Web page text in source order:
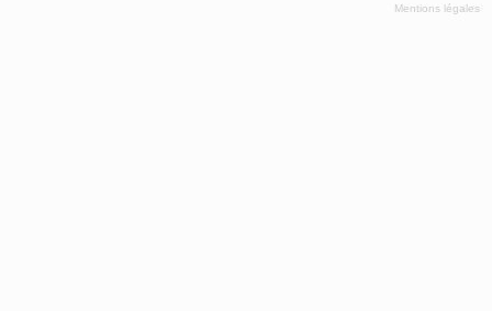
Mentions légales